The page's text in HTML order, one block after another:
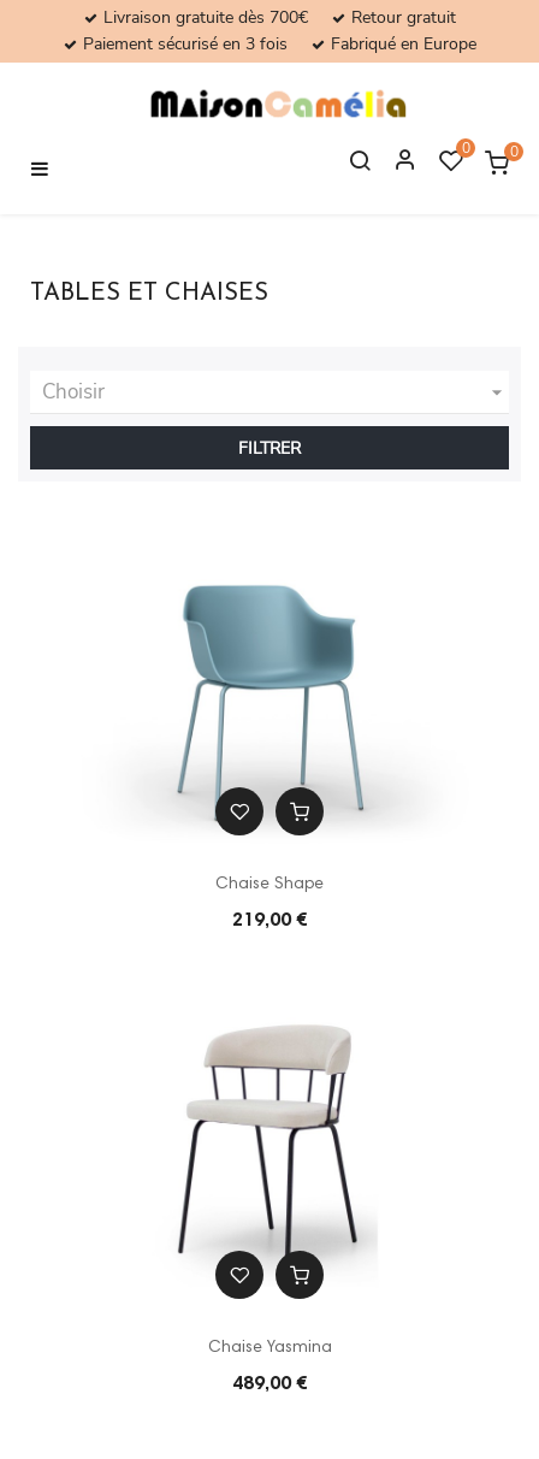
Livraison gratuite dès 700€
Retour gratuit
Paiement sécurisé en 3 fois
Fabriqué en Europe
Basculer
☰
0 0
TABLES ET CHAISES
Choisir 
FILTRER
Chaise Shape
219,00 €
Chaise Yasmina
489,00 €